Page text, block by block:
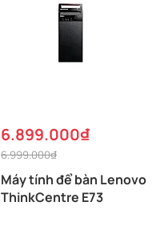
6.899.000₫
6.999.000₫
Máy tính để bàn Lenovo
ThinkCentre E73